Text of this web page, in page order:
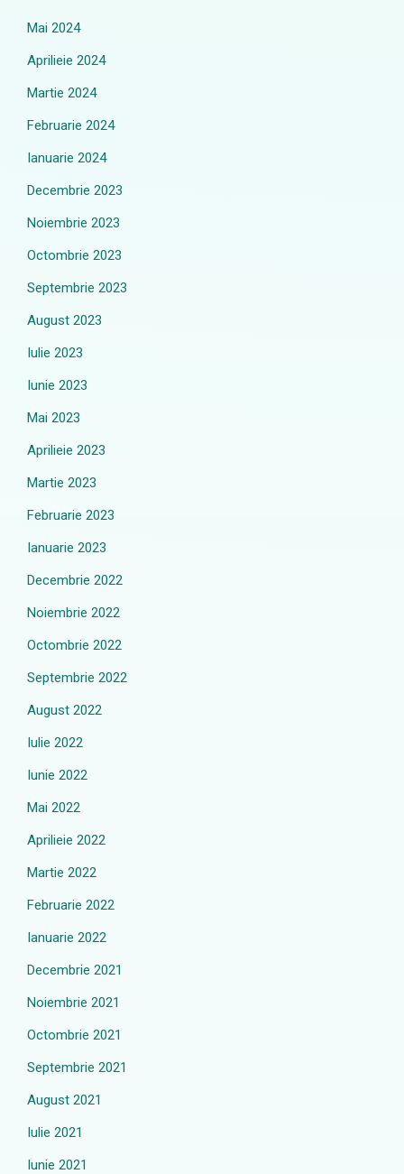
Mai 2024
Aprilieie 2024
Martie 2024
Februarie 2024
Ianuarie 2024
Decembrie 2023
Noiembrie 2023
Octombrie 2023
Septembrie 2023
August 2023
Iulie 2023
Iunie 2023
Mai 2023
Aprilieie 2023
Martie 2023
Februarie 2023
Ianuarie 2023
Decembrie 2022
Noiembrie 2022
Octombrie 2022
Septembrie 2022
August 2022
Iulie 2022
Iunie 2022
Mai 2022
Aprilieie 2022
Martie 2022
Februarie 2022
Ianuarie 2022
Decembrie 2021
Noiembrie 2021
Octombrie 2021
Septembrie 2021
August 2021
Iulie 2021
Iunie 2021